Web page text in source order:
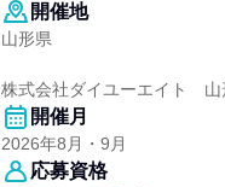
開催地
山形県
株式会社ダイユーエイト 山
開催月
2026年8月・9月
応募資格